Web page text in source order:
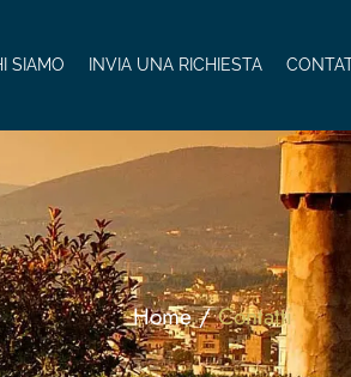
SIAMO INVIA UNA RICHIESTA
Home /Contatti